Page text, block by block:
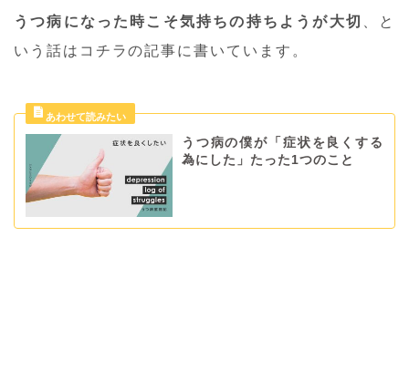
うつ病になった時こそ気持ちの持ちようが大切
、と
いう話はコチラの記事に書いています。
うつ病の僕が「症状を良くする
為にした」たった1つのこと